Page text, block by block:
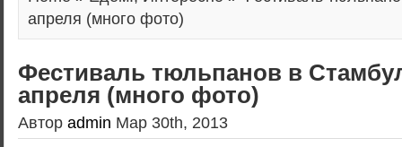
апреля (много фото)
Фестиваль тюльпанов в
апреля (много фото)
Автор admin Мар 30th, 2013